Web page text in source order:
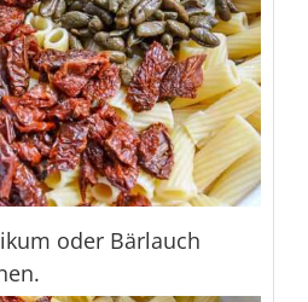
oder Bärlauch